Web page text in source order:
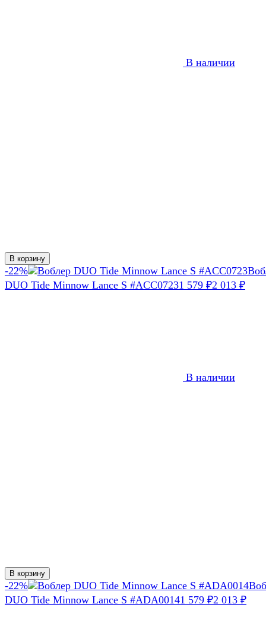
В наличии
В корзину
-22%
DUO Tide Minnow Lance S #ACC07231 579 ₽2 013 ₽
В наличии
В корзину
-22%
DUO Tide Minnow Lance S #ADA00141 579 ₽2 013 ₽